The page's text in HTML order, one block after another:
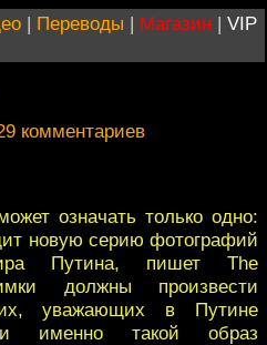
| Переводы | Магазин | VIP
комментариев
означать только одно:
новую серию фотографий
Путина, пишет The
должны произвести
уважающих в Путине
и именно такой образ